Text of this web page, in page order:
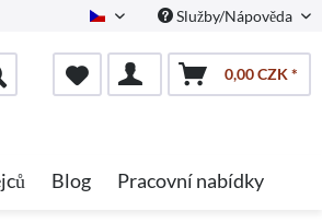
Czech Služby/Nápověda
0,00 CZK *
Blog Pracovní nabídky